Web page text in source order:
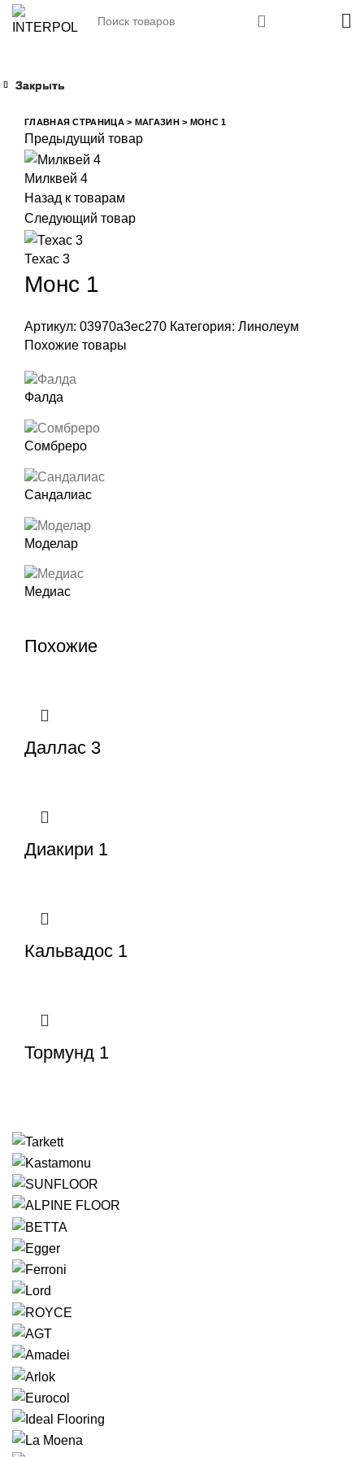
ГЛАВНАЯ СТРАНИЦА> МАГАЗИН> МОНС 1
Предыдущий товар
Милквей 4
Назад к товарам
Следующий товар
Техас 3
Монс 1
Артикул: 03970a3ec270 Категория: Линолеум
Похожие товары
Фалда
Сомбреро
Сандалиас
Моделар
Медиас
Похожие
Закрыть
Даллас 3
Закрыть
Диакири 1
Закрыть
Кальвадос 1
Закрыть
Тормунд 1